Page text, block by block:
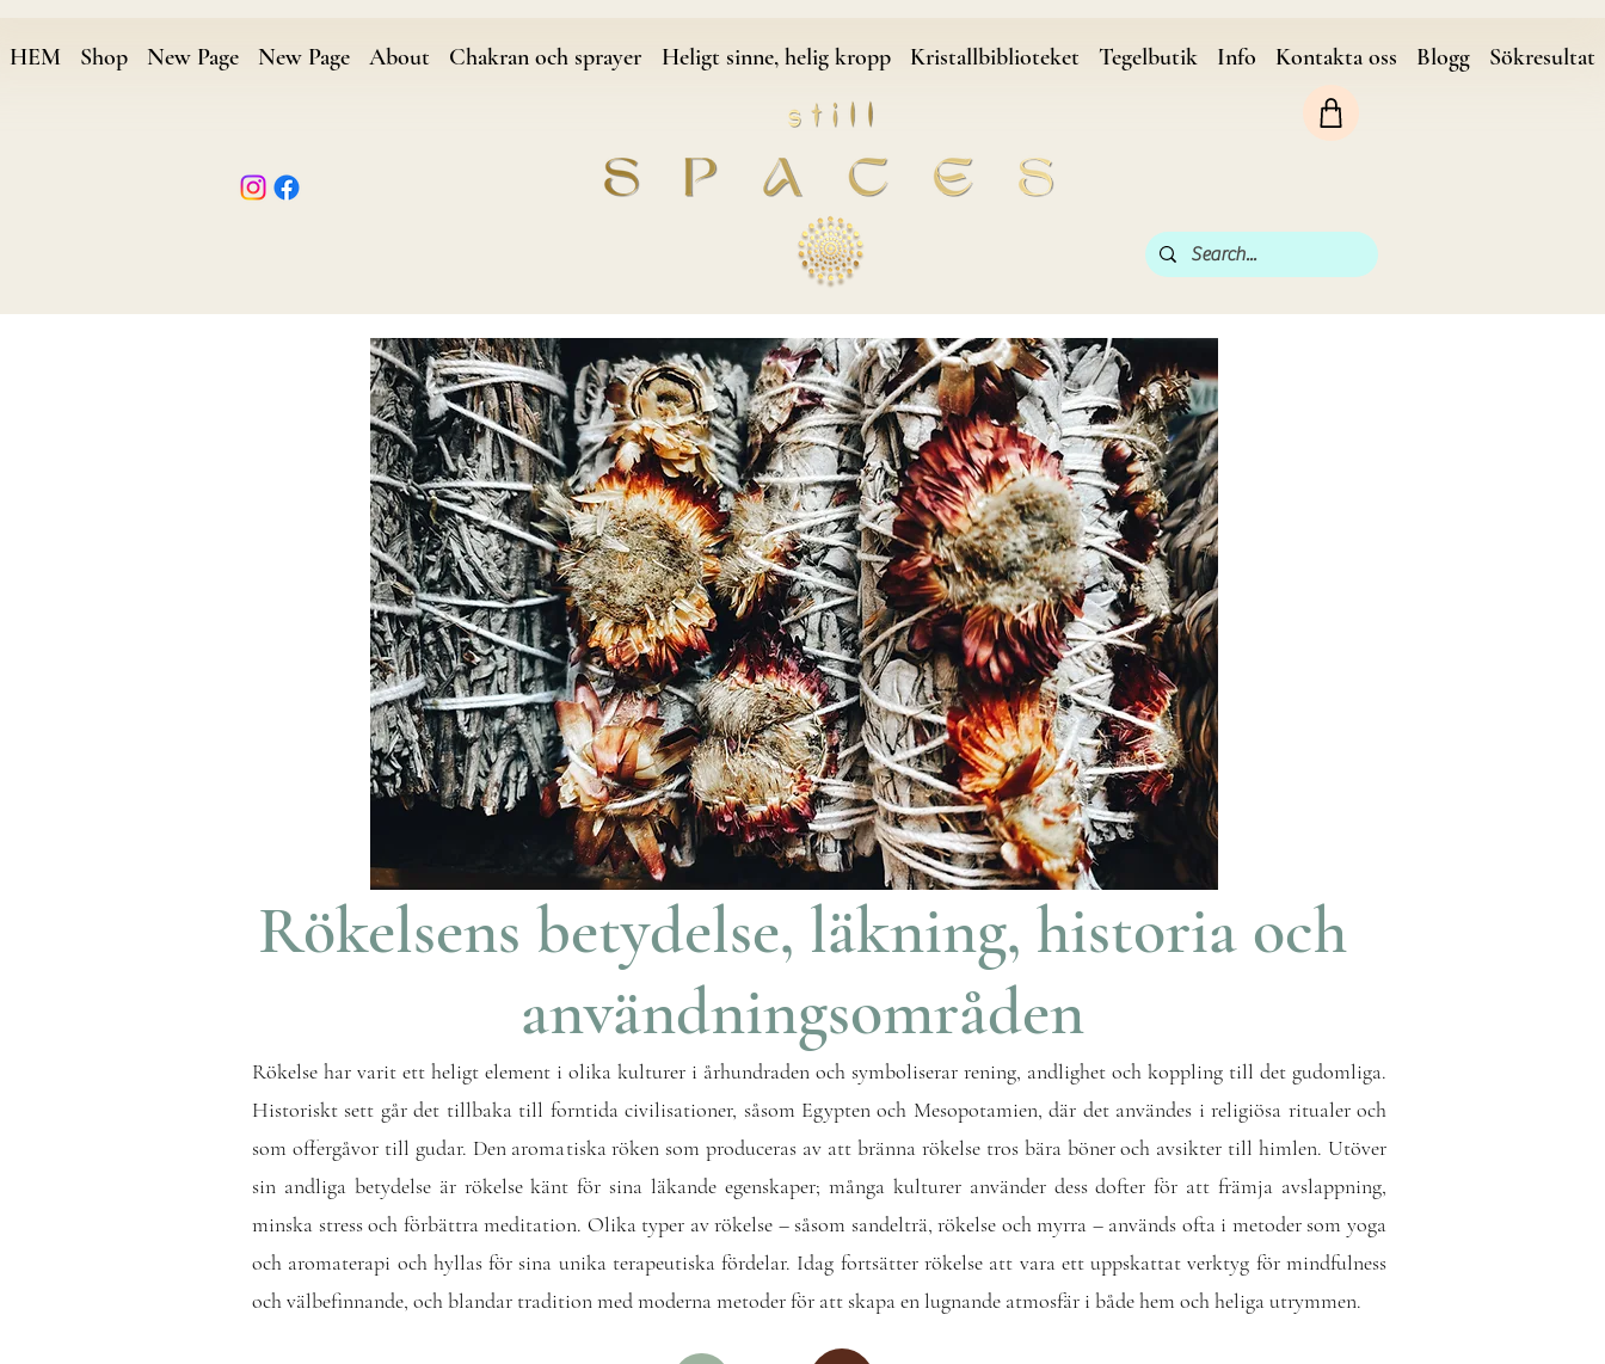
HEM Shop New Page New Page About Chakran och sprayer Heligt sinne, helig kropp Kristallbiblioteket Tegelbutik Info Kontakta oss Blogg Sökresultat
Rökelsens betydelse, läkning, historia och
användningsområden
Rökelse har varit ett heligt element i olika kulturer i århundraden och symboliserar rening, andlighet och koppling till det gudomliga.
Historiskt sett går det tillbaka till forntida civilisationer, såsom Egypten och Mesopotamien, där det användes i religiösa ritualer och
som offergåvor till gudar. Den aromatiska röken som produceras av att bränna rökelse tros bära böner och avsikter till himlen. Utöver
sin andliga betydelse är rökelse känt för sina läkande egenskaper; många kulturer använder dess dofter för att främja avslappning,
minska stress och förbättra meditation. Olika typer av rökelse – såsom sandelträ, rökelse och myrra – används ofta i metoder som yoga
och aromaterapi och hyllas för sina unika terapeutiska fördelar. Idag fortsätter rökelse att vara ett uppskattat verktyg för mindfulness
och välbefinnande, och blandar tradition med moderna metoder för att skapa en lugnande atmosfär i både hem och heliga utrymmen.